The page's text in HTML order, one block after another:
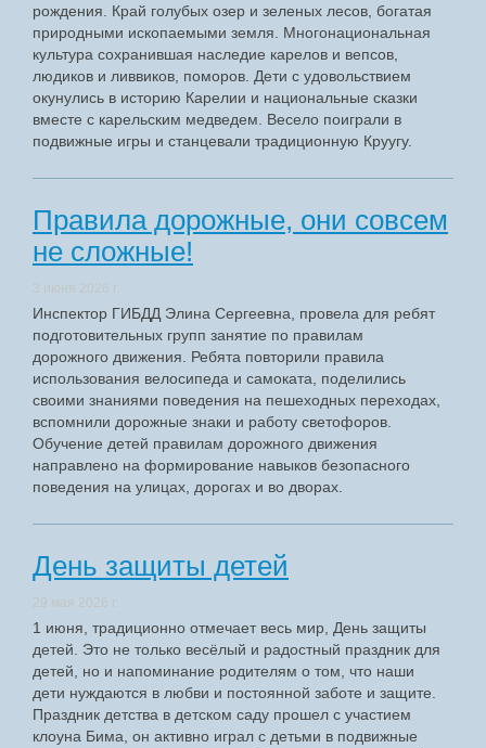
рождения. Край голубых озер и зеленых лесов, богатая
природными ископаемыми земля. Многонациональная
культура сохранившая наследие карелов и вепсов,
людиков и ливвиков, поморов. Дети с удовольствием
окунулись в историю Карелии и национальные сказки
вместе с карельским медведем. Весело поиграли в
подвижные игры и станцевали традиционную Круугу.
Правила дорожные, они совсем
не сложные!
3 июня 2026 г.
Инспектор ГИБДД Элина Сергеевна, провела для ребят
подготовительных групп занятие по правилам
дорожного движения. Ребята повторили правила
использования велосипеда и самоката, поделились
своими знаниями поведения на пешеходных переходах,
вспомнили дорожные знаки и работу светофоров.
Обучение детей правилам дорожного движения
направлено на формирование навыков безопасного
поведения на улицах, дорогах и во дворах.
День защиты детей
29 мая 2026 г.
1 июня, традиционно отмечает весь мир, День защиты
детей. Это не только весёлый и радостный праздник для
детей, но и напоминание родителям о том, что наши
дети нуждаются в любви и постоянной заботе и защите.
Праздник детства в детском саду прошел с участием
клоуна Бима, он активно играл с детьми в подвижные